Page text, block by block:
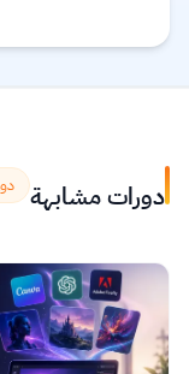
دورات مشابهة